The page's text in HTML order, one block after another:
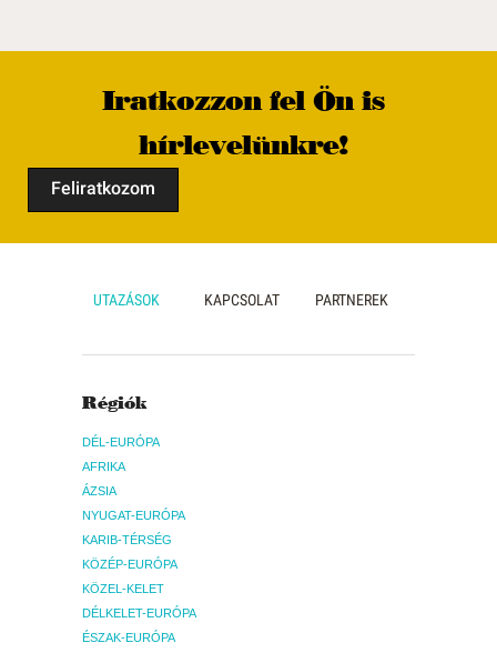
Iratkozzon fel Ön is
hírlevelünkre!
Feliratkozom
UTAZÁSOK KAPCSOLAT PARTNEREK
Régiók
DÉL-EURÓPA
AFRIKA
ÁZSIA
NYUGAT-EURÓPA
KARIB-TÉRSÉG
KÖZÉP-EURÓPA
KÖZEL-KELET
DÉLKELET-EURÓPA
ÉSZAK-EURÓPA